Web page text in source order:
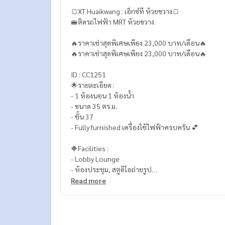
🍞XT Huaikwang : เอ็กซ์ที ห้วยขวาง🍞
🚝ติดรถไฟฟ้า MRT ห้วยขวาง
🔥ราคาเช่าสุดพิเศษเพียง 23,000 บาท/เดือน🔥
🔥ราคาเช่าสุดพิเศษเพียง 23,000 บาท/เดือน🔥
ID : CC1251
🌟รายละเอียด :
- 1 ห้องนอน 1 ห้องน้ำ
- ขนาด 35 ตร.ม.
- ชั้น 37
- Fully furnished เครื่องใช้ไฟฟ้าครบครัน 💕
🔶Facilities :
- Lobby Lounge
- ห้องประชุม, สตูดิโอถ่ายรูป
- Sky Kitchen, Sky Lounge
Read more